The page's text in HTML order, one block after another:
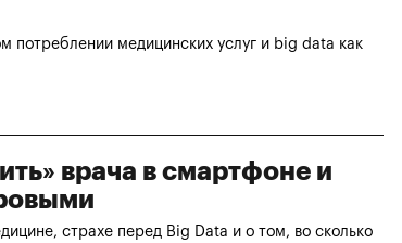
потреблении медицинских услуг и big data как
врача в смартфоне и
страхе перед Big Data и о том, во сколько